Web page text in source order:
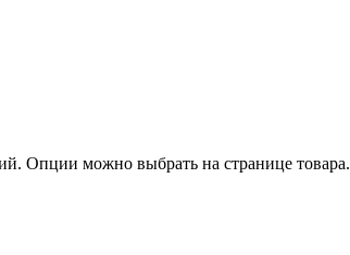
Опции можно выбрать на странице товара.